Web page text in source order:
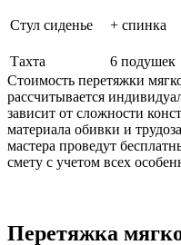
Стул сиденье + спинка
Тахта
6 подушек
Стоимость перетяжки
рассчитывается
зависит от сложности
материала обивки и
мастера проведут
смету с учетом всех
Перетяжка